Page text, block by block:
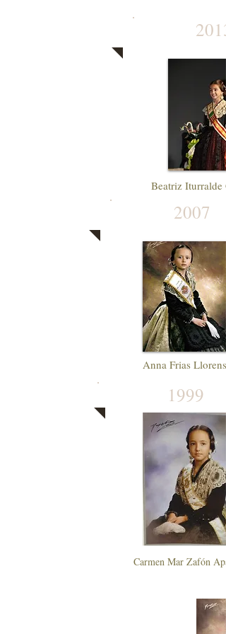
2013
Beatriz Iturralde
2007
Anna Frias Llorens
1999
Carmen Mar Zafón